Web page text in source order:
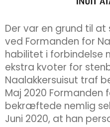
Der var en grund til
ved Formanden for
habilitet i forbindelse
ekstra kvoter for
Naalakkersuisut traf
Maj 2020 Formanden
bekræftede nemlig
Juni 2020, at han